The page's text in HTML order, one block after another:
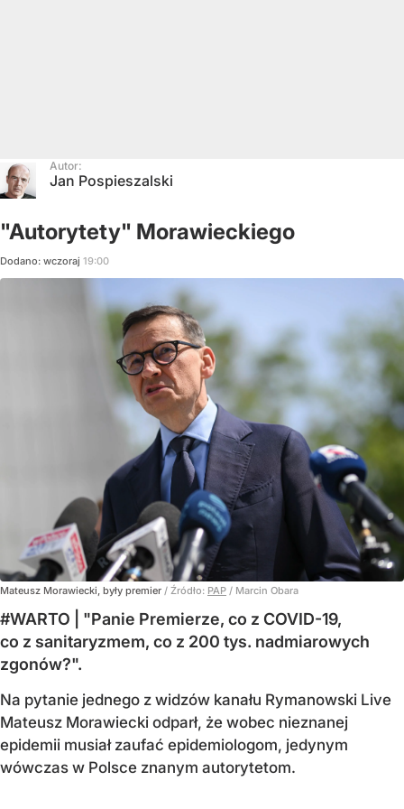
Autor:
Jan Pospieszalski
"Autorytety" Morawieckiego
Dodano: wczoraj 19:00
Mateusz Morawiecki, były premier / Źródło: PAP / Marcin Obara
#WARTO | "Panie Premierze, co z COVID-19,
co z sanitaryzmem, co z 200 tys. nadmiarowych
zgonów?".
Na pytanie jednego z widzów kanału Rymanowski Live
Mateusz Morawiecki odparł, że wobec nieznanej
epidemii musiał zaufać epidemiologom, jedynym
wówczas w Polsce znanym autorytetom.